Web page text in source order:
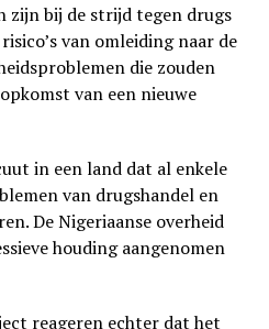
zijn bij de strijd tegen drugs
van omleiding naar de
die zouden
van een nieuwe
in een land dat al enkele
van drugshandel en
De Nigeriaanse overheid
houding aangenomen
reageren echter dat het